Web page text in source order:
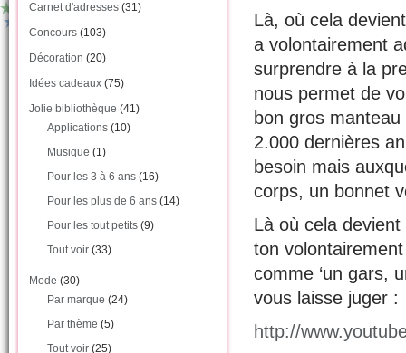
Carnet d'adresses (31)
Concours (103)
Décoration (20)
Idées cadeaux (75)
Jolie bibliothèque (41)
Applications (10)
Musique (1)
Pour les 3 à 6 ans (16)
Pour les plus de 6 ans (14)
Pour les tout petits (9)
Tout voir (33)
Mode (30)
Par marque (24)
Par thème (5)
Tout voir (25)
Là, où cela
a volontairement
surprendre à la
nous permet de
bon gros
2.000 dernières
besoin mais
corps, un bonnet
Là où cela devient
ton
comme ‘un gars,
vous laisse juger :
http://